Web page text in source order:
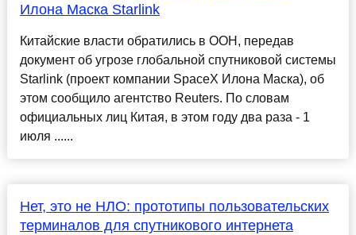
Илона Маска Starlink
Китайские власти обратились в ООН, передав
документ об угрозе глобальной спутниковой системы
Starlink (проект компании SpaceX Илона Маска), об
этом сообщило агентство Reuters. По словам
официальных лиц Китая, в этом году два раза - 1
июля ......
Нет, это не НЛО: прототипы пользовательских
терминалов для спутникового интернета